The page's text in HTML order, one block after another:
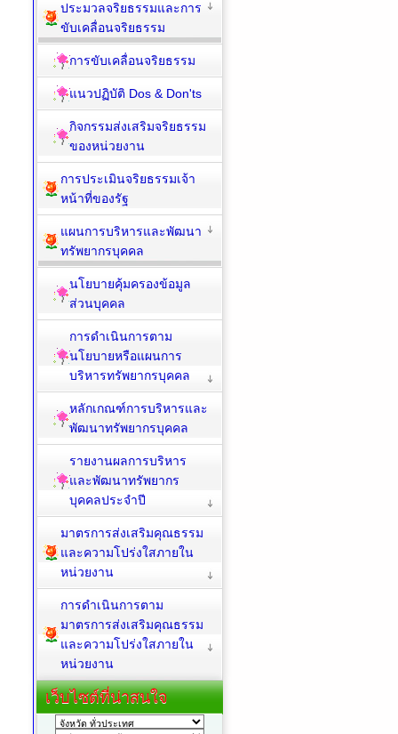
ประมวลจริยธรรมและการ
ขับเคลื่อนจริยธรรม
การขับเคลื่อนจริยธรรม
แนวปฏิบัติ Dos & Don'ts
กิจกรรมส่งเสริมจริยธรรม
ของหน่วยงาน
การประเมินจริยธรรมเจ้า
หน้าที่ของรัฐ
แผนการบริหารและพัฒนา
ทรัพยากรบุคคล
นโยบายคุ้มครองข้อมูล
ส่วนบุคคล
การดำเนินการตาม
นโยบายหรือแผนการ
บริหารทรัพยากรบุคคล
หลักเกณฑ์การบริหารและ
พัฒนาทรัพยากรบุคคล
รายงานผลการบริหาร
และพัฒนาทรัพยากร
บุคคลประจำปี
มาตรการส่งเสริมคุณธรรม
และความโปร่งใสภายใน
หน่วยงาน
การดำเนินการตาม
มาตรการส่งเสริมคุณธรรม
และความโปร่งใสภายใน
หน่วยงาน
เว็บไซต์ที่น่าสนใจ